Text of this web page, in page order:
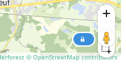
© OpenStreetMap contributors